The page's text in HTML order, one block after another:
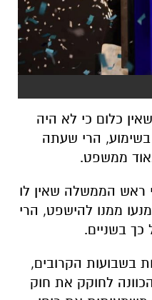
כלום כי לא היה
בשימוע, הרי שעתה
ממשפט.
ראש הממשלה שאין לו
ממנו להישפט, הרי
בשניים.
בשבועות הקרובים,
לחוקק את חוק